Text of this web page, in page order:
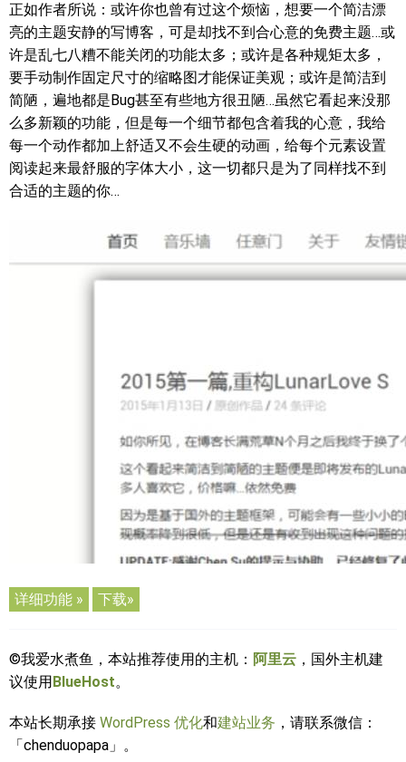
正如作者所说：或许你也曾有过这个烦恼，想要一个简洁漂
亮的主题安静的写博客，可是却找不到合心意的免费主题…或
许是乱七八糟不能关闭的功能太多；或许是各种规矩太多，
要手动制作固定尺寸的缩略图才能保证美观；或许是简洁到
简陋，遍地都是Bug甚至有些地方很丑陋…虽然它看起来没那
么多新颖的功能，但是每一个细节都包含着我的心意，我给
每一个动作都加上舒适又不会生硬的动画，给每个元素设置
阅读起来最舒服的字体大小，这一切都只是为了同样找不到
合适的主题的你…
详细功能 » 下载»
©我爱水煮鱼，本站推荐使用的主机： 阿里云 ，国外主机建
议使用BlueHost。
本站长期承接 WordPress 优化和建站业务 ，请联系微信：
「chenduopapa」。